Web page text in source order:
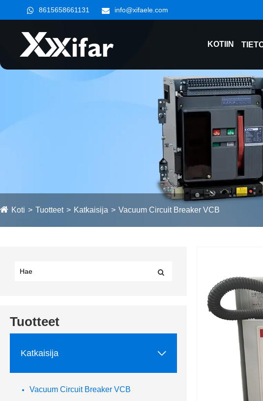
8615658661131 info@xifaele.com
KOTIIN
Koti Tuotteet Katkaisija Vacuum Circuit Breaker VCB
Tuotteet
Katkaisija 
Vacuum Circuit Breaker VCB